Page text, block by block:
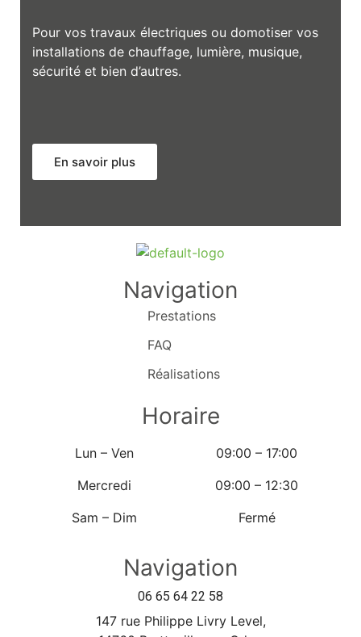
Pour vos travaux électriques ou domotiser vos
installations de chauffage, lumière, musique,
sécurité et bien d’autres.
En savoir plus
Navigation
Prestations
FAQ
Réalisations
Horaire
Lun – Ven
09:00 – 17:00
Mercredi
09:00 – 12:30
Sam – Dim
Fermé
Navigation
06 65 64 22 58
147 rue Philippe Livry Level,